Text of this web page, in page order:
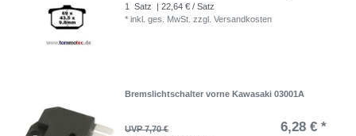
1 Satz
| 22,64 € / Satz
*inkl. ges. MwSt. zzgl.Versandkosten
Bremslichtschalter vorne Kawasaki 03001A
UVP 7,70 € 6,28 € *